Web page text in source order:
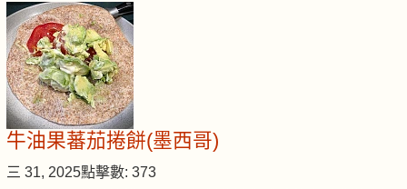
牛油果蕃茄捲餅(墨西哥)
三 31, 2025點擊數: 373